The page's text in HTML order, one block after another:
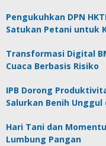
Pengukuhkan DPN
Satukan Petani untuk
Transformasi Digital
Cuaca Berbasis Risiko
IPB Dorong
Salurkan Benih
Hari Tani dan
Lumbung Pangan